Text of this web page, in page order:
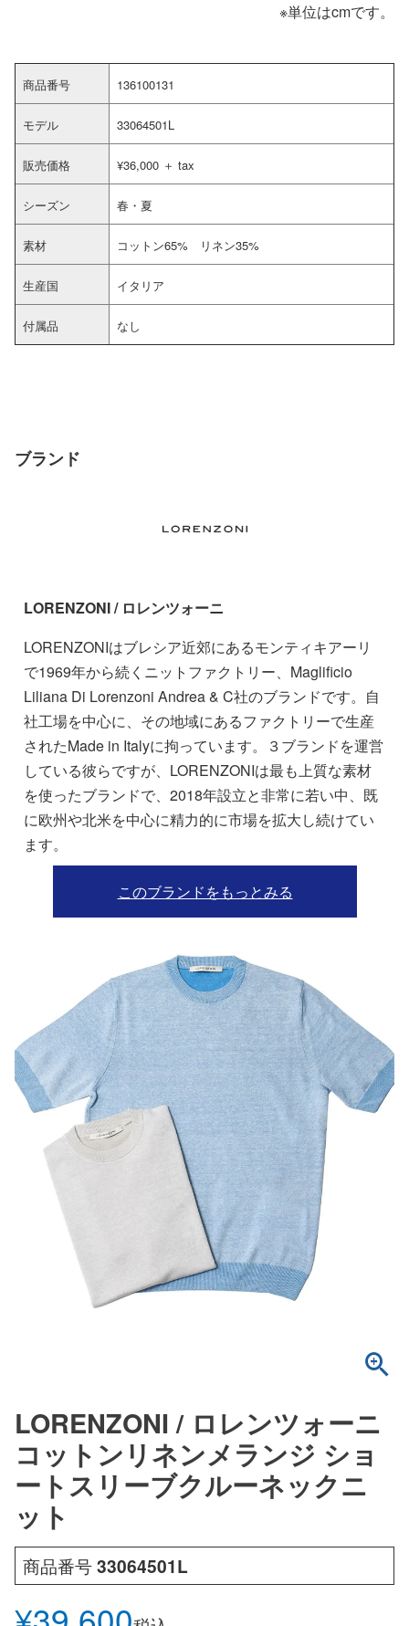
※単位はcmです。
商品番号 136100131
モデル 33064501L
販売価格 ¥36,000 ＋ tax
シーズン 春・夏
素材 コットン65% リネン35%
生産国 イタリア
付属品 なし
ブランド
LORENZONI / ロレンツォーニ
LORENZONIはブレシア近郊にあるモンティキアーリ
で1969年から続くニットファクトリー、Maglificio
Liliana Di Lorenzoni Andrea & C社のブランドです。自
社工場を中心に、その地域にあるファクトリーで生産
されたMade in Italyに拘っています。３ブランドを運営
している彼らですが、LORENZONIは最も上質な素材
を使ったブランドで、2018年設立と非常に若い中、既
に欧州や北米を中心に精力的に市場を拡大し続けてい
ます。
このブランドをもっとみる
LORENZONI / ロレンツォーニ
コットンリネンメランジ ショ
ートスリーブクルーネックニ
ット
商品番号33064501L